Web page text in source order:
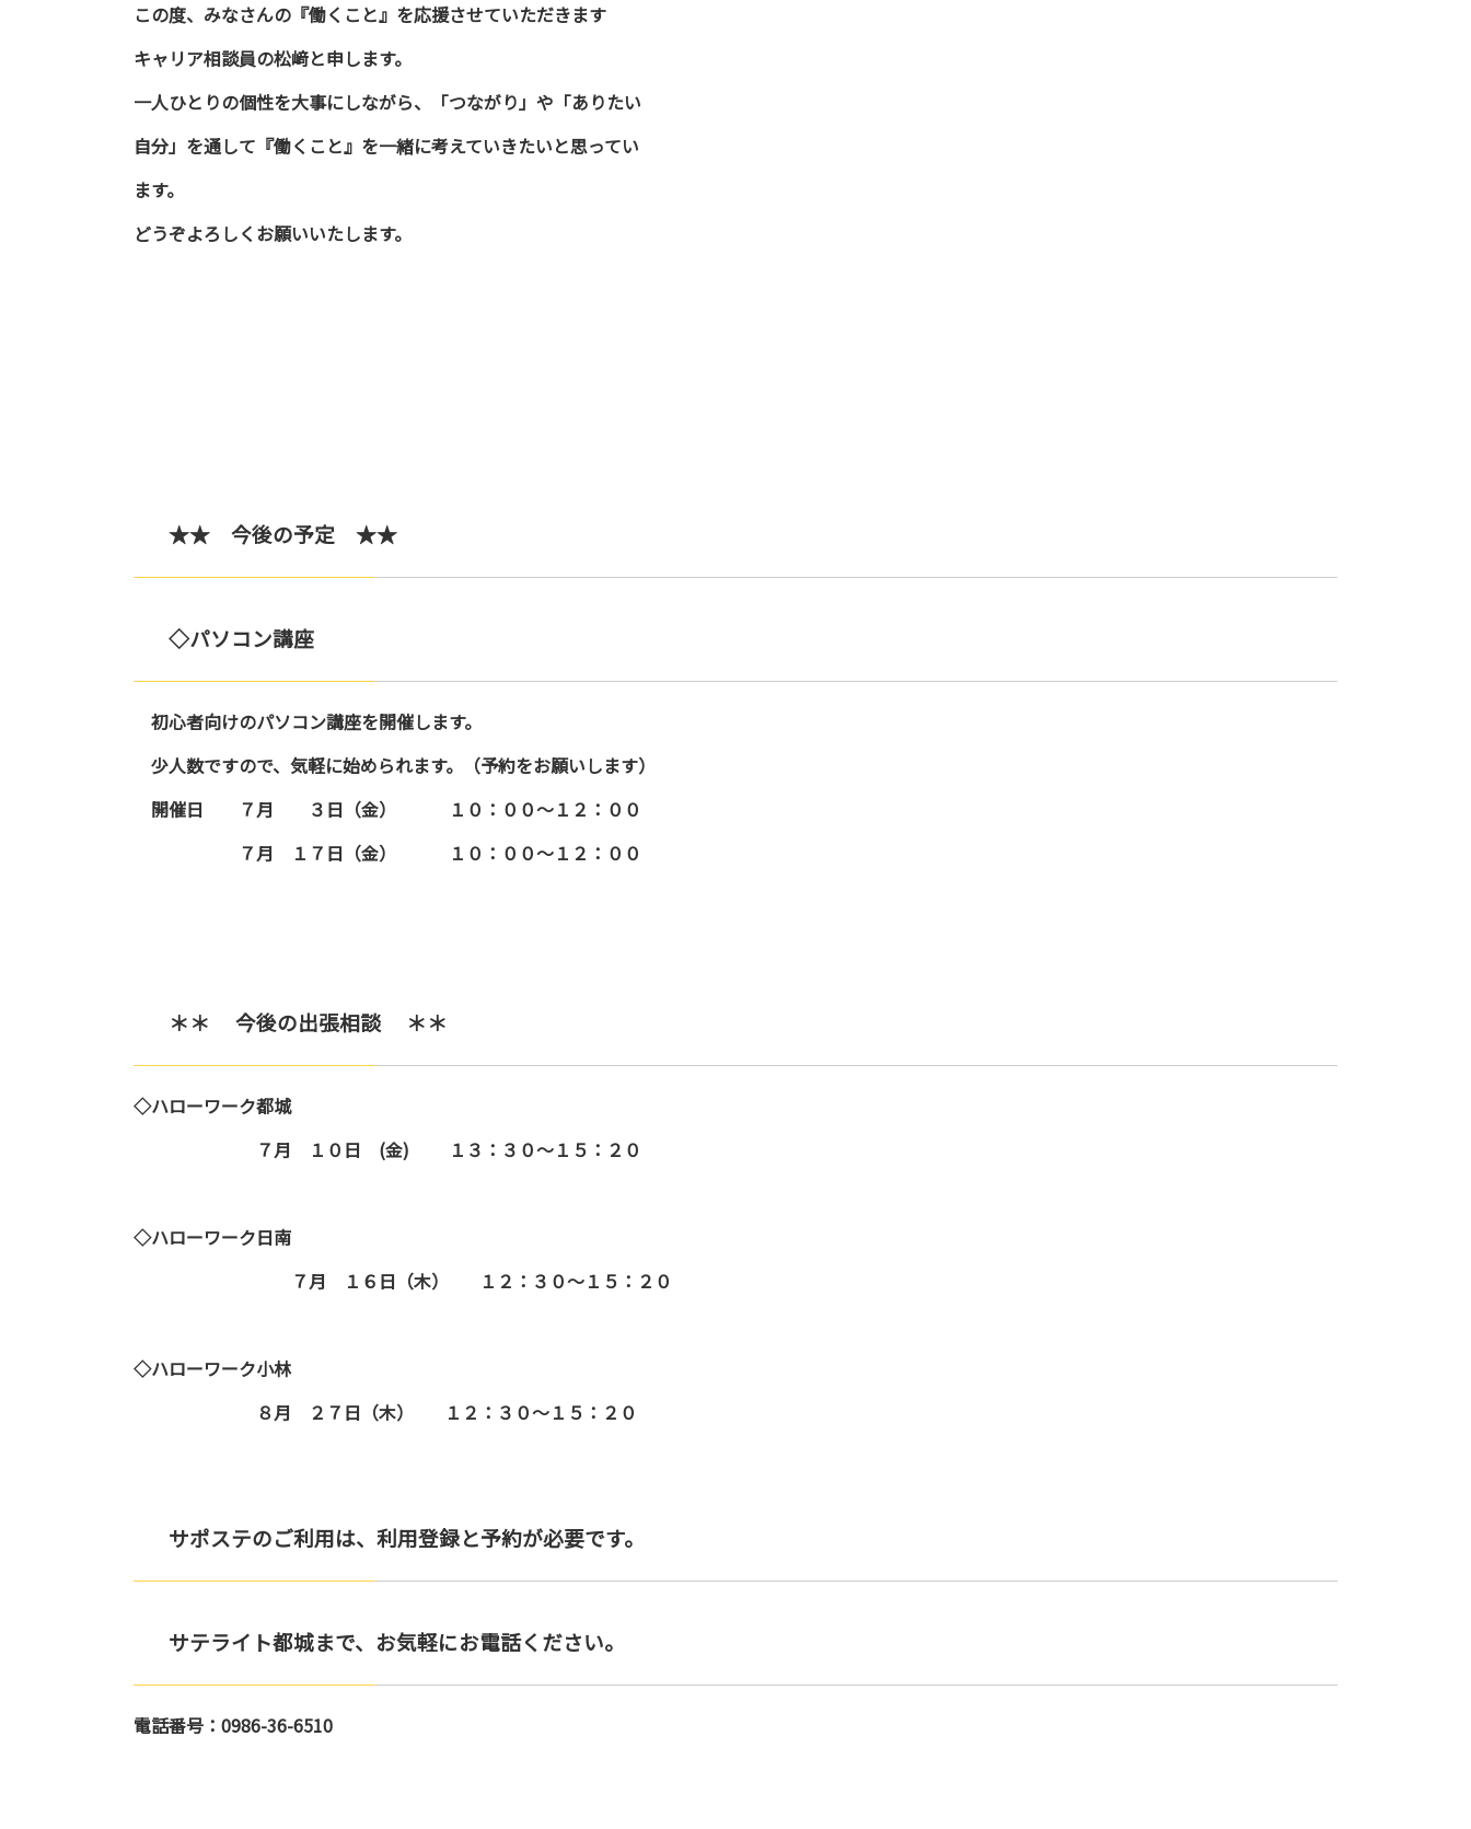
この度、みなさんの『働くこと』を応援させていただきます
キャリア相談員の松﨑と申します。
一人ひとりの個性を大事にしながら、「つながり」や「ありたい
自分」を通して『働くこと』を一緒に考えていきたいと思ってい
ます。
どうぞよろしくお願いいたします。
★★ 今後の予定 ★★
◇パソコン講座
初心者向けのパソコン講座を開催します。
少人数ですので、気軽に始められます。（予約をお願いします）
開催日 ７月 ３日（金） １０：００～１２：００
７月 １７日（金） １０：００～１２：００
＊＊ 今後の出張相談 ＊＊
◇ハローワーク都城
７月 １０日 (金) １３：３０～１５：２０
◇ハローワーク日南
７月 １６日（木） １２：３０～１５：２０
◇ハローワーク小林
８月 ２７日（木） １２：３０～１５：２０
サポステのご利用は、利用登録と予約が必要です。
サテライト都城まで、お気軽にお電話ください。
電話番号：0986-36-6510